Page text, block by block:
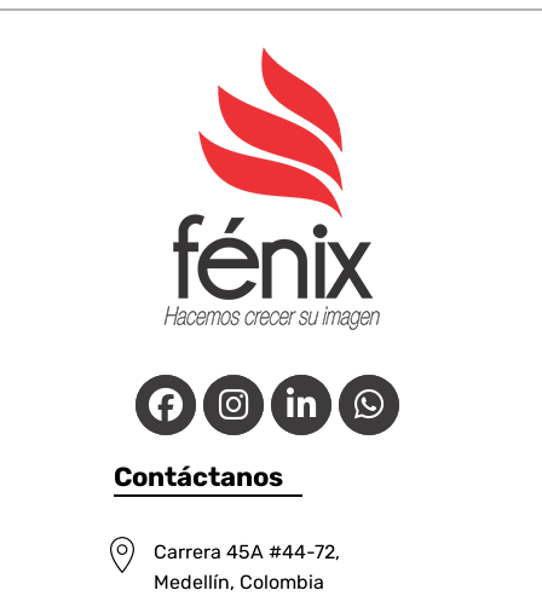
Contáctanos
Carrera 45A #44-72,
Medellín, Colombia